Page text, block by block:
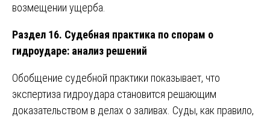
возмещении ущерба.
Раздел 16. Судебная практика по спорам о
гидроударе: анализ решений
Обобщение судебной практики показывает, что
экспертиза гидроудара становится решающим
доказательством в делах о заливах. Суды, как правило,